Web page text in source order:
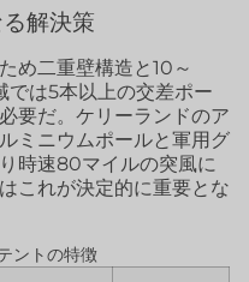
解決策
め二重壁構造と10～
は5本以上の交差ポー
要だ。ケリーランドのア
ミニウムポールと軍用グ
時速80マイルの突風に
これが決定的に重要とな
ントの特徴